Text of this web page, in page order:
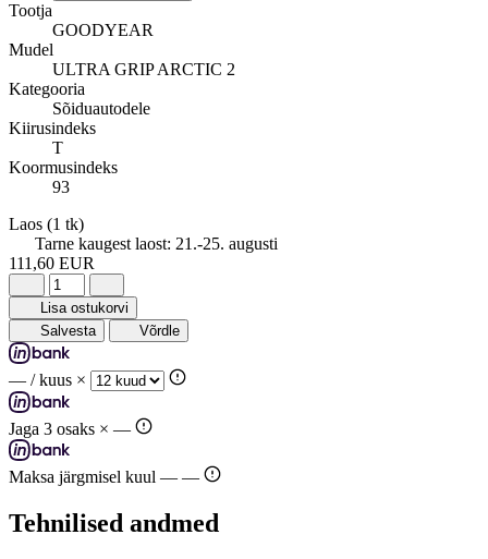
Tootja
GOODYEAR
Mudel
ULTRA GRIP ARCTIC 2
Kategooria
Sõiduautodele
Kiirusindeks
T
Koormusindeks
93
Laos (1 tk)
Tarne kaugest laost: 21.-25. augusti
111,60 EUR
Lisa ostukorvi
Salvesta
Võrdle
— / kuus ×
Jaga 3 osaks × —
Maksa järgmisel kuul — —
Tehnilised andmed